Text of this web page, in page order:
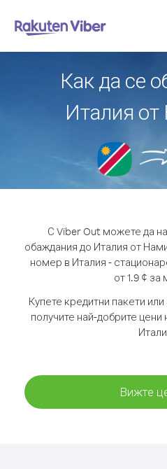
Как да се
Италия
С Viber Out можете да
обаждания до Италия от
номер в Италия -
от 1.9 ¢ за
Купете кредитни пакети
получите най-добрите
Вижте